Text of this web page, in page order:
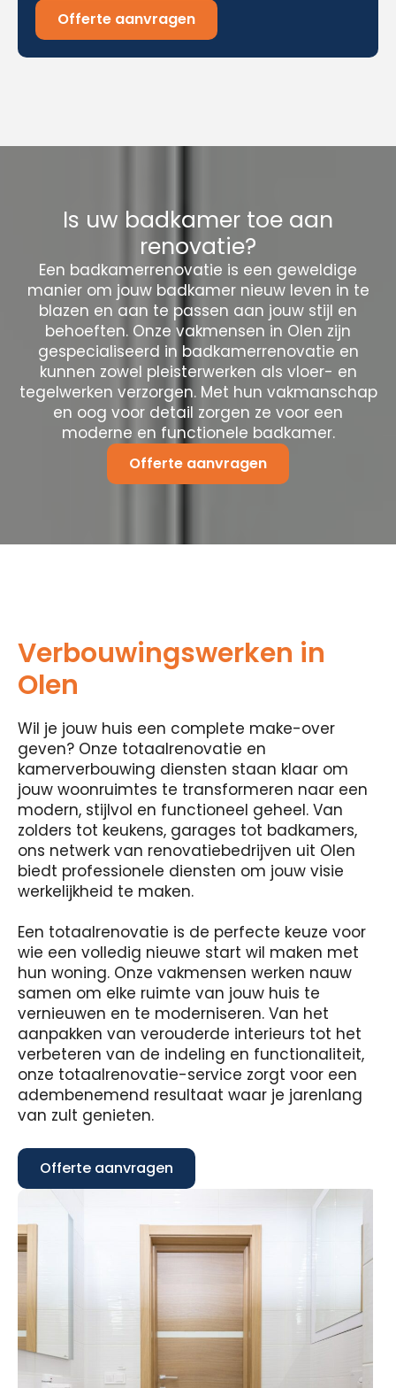
Offerte aanvragen
Is uw badkamer toe aan
renovatie?
Een badkamerrenovatie is een geweldige
manier om jouw badkamer nieuw leven in te
blazen en aan te passen aan jouw stijl en
behoeften. Onze vakmensen in Olen zijn
gespecialiseerd in badkamerrenovatie en
kunnen zowel pleisterwerken als vloer- en
tegelwerken verzorgen. Met hun vakmanschap
en oog voor detail zorgen ze voor een
moderne en functionele badkamer.
Offerte aanvragen
Verbouwingswerken in
Olen
Wil je jouw huis een complete make-over
geven? Onze totaalrenovatie en
kamerverbouwing diensten staan ​​klaar om
jouw woonruimtes te transformeren naar een
modern, stijlvol en functioneel geheel. Van
zolders tot keukens, garages tot badkamers,
ons netwerk van renovatiebedrijven uit Olen
biedt professionele diensten om jouw visie
werkelijkheid te maken.
Een totaalrenovatie is de perfecte keuze voor
wie een volledig nieuwe start wil maken met
hun woning. Onze vakmensen werken nauw
samen om elke ruimte van jouw huis te
vernieuwen en te moderniseren. Van het
aanpakken van verouderde interieurs tot het
verbeteren van de indeling en functionaliteit,
onze totaalrenovatie-service zorgt voor een
adembenemend resultaat waar je jarenlang
van zult genieten.
Offerte aanvragen